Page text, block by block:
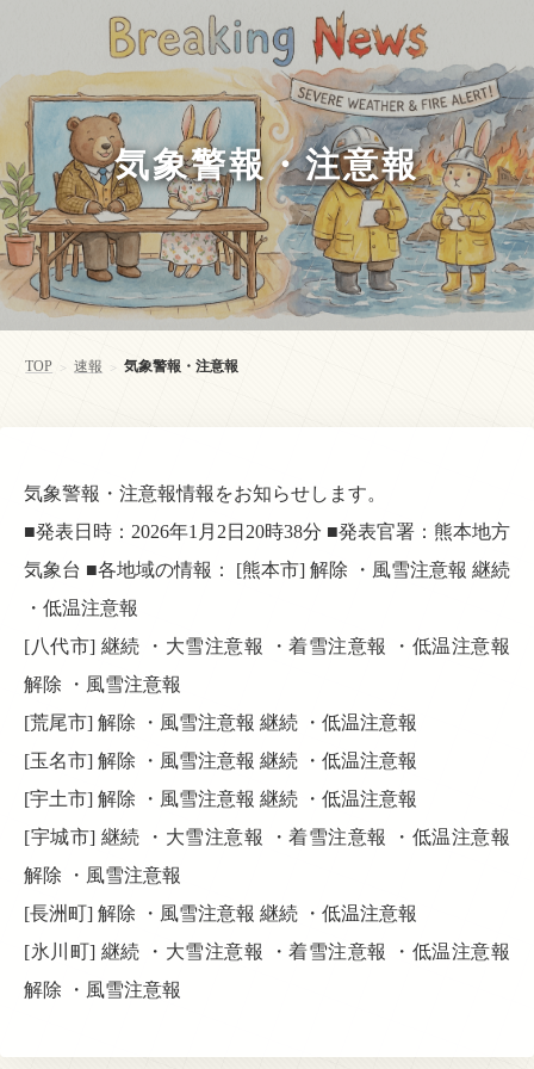
気象警報・注意報
TOP > 速報 > 気象警報・注意報
気象警報・注意報情報をお知らせします。
■発表日時：2026年1月2日20時38分 ■発表官署：熊本地方
気象台 ■各地域の情報： [熊本市] 解除 ・風雪注意報 継続
・低温注意報
[八代市] 継続 ・大雪注意報 ・着雪注意報 ・低温注意報
解除 ・風雪注意報
[荒尾市] 解除 ・風雪注意報 継続 ・低温注意報
[玉名市] 解除 ・風雪注意報 継続 ・低温注意報
[宇土市] 解除 ・風雪注意報 継続 ・低温注意報
[宇城市] 継続 ・大雪注意報 ・着雪注意報 ・低温注意報
解除 ・風雪注意報
[長洲町] 解除 ・風雪注意報 継続 ・低温注意報
[氷川町] 継続 ・大雪注意報 ・着雪注意報 ・低温注意報
解除 ・風雪注意報